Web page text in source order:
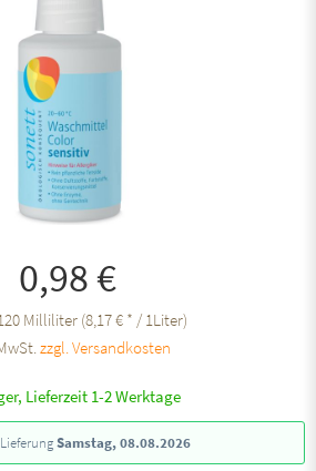
0,98 €
Milliliter (8,17 € * / 1Liter)
zzgl. Versandkosten
Lieferzeit 1-2 Werktage
Samstag, 08.08.2026